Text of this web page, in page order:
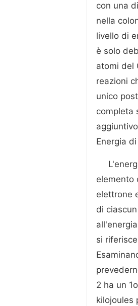
con una
nella
livello di
è solo
atomi del
reazioni
unico
completa
Energia
elemento
elettrone
di
si
2 ha un
kilojoules